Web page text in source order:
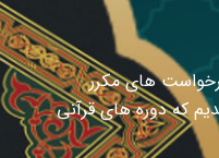
های مکرر
که دوره های قرآنی